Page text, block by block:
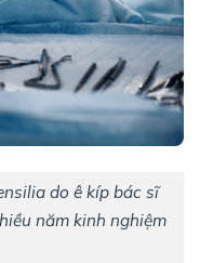
do ê kíp bác sĩ
năm kinh nghiệm